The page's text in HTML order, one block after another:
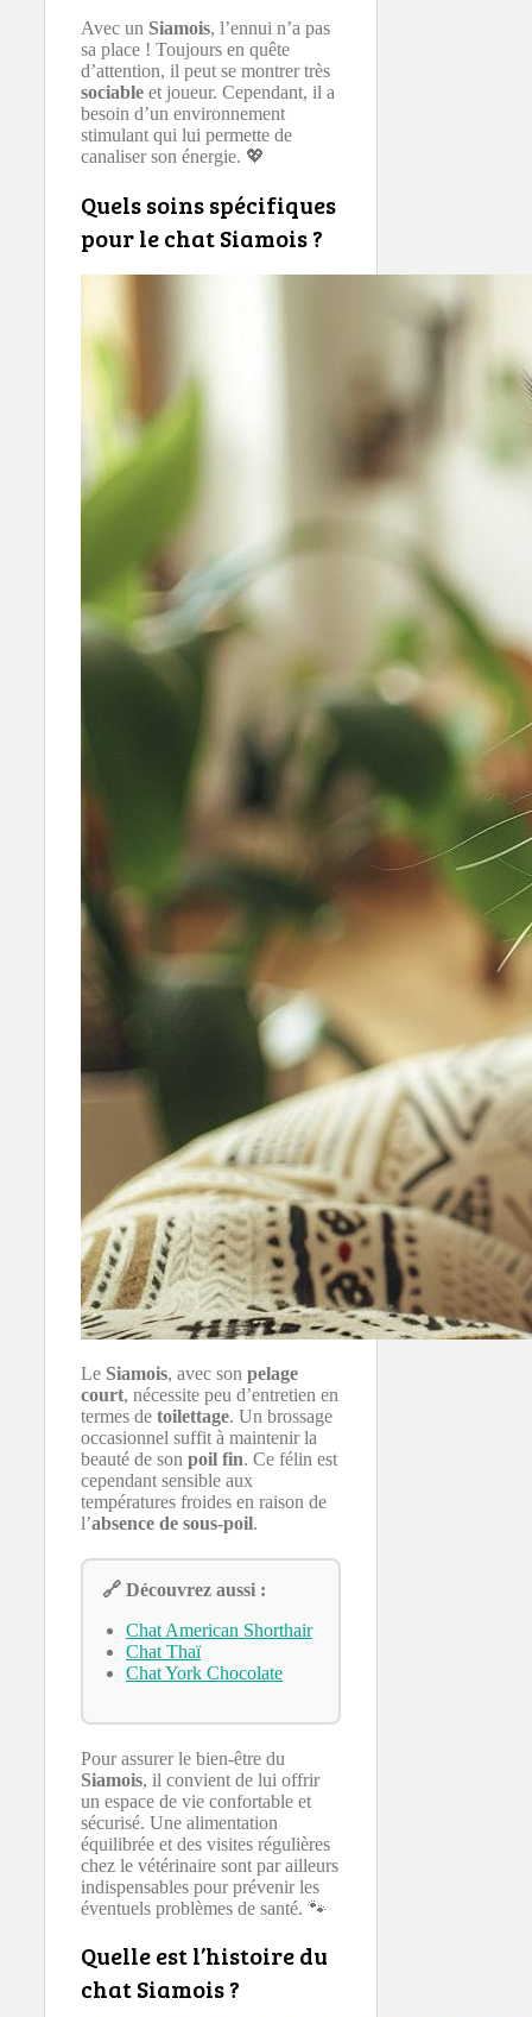
Avec un Siamois, l’ennui n’a pas
sa place ! Toujours en quête
d’attention, il peut se montrer très
sociable et joueur. Cependant, il a
besoin d’un environnement
stimulant qui lui permette de
canaliser son énergie. 💖
Quels soins spécifiques
pour le chat Siamois ?
Le Siamois, avec son pelage
court, nécessite peu d’entretien en
termes de toilettage. Un brossage
occasionnel suffit à maintenir la
beauté de son poil fin. Ce félin est
cependant sensible aux
températures froides en raison de
l’absence de sous-poil.
🔗 Découvrez aussi :
Chat American Shorthair
Chat Thaï
Chat York Chocolate
Pour assurer le bien-être du
Siamois, il convient de lui offrir
un espace de vie confortable et
sécurisé. Une alimentation
équilibrée et des visites régulières
chez le vétérinaire sont par ailleurs
indispensables pour prévenir les
éventuels problèmes de santé. 🐾
Quelle est l’histoire du
chat Siamois ?